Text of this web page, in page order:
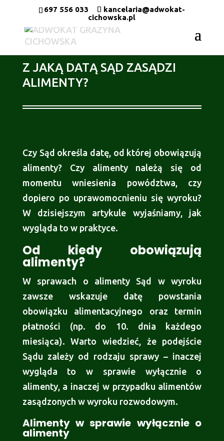
697 556 033
kancelaria@adwokat-
cichowska.pl
Z JAKĄ DATĄ SĄD ZASĄDZI
ALIMENTY?
Czy Sąd określa datę, od której obowiązują
alimenty? Czy alimenty należą się od
momentu wniesienia powództwa, czy
dopiero po uprawomocnieniu się wyroku?
W dzisiejszym artykule wyjaśniamy, jak
wygląda to w praktyce.
Od kiedy obowiązują
alimenty?
W sprawach o alimenty Sąd w wyroku
zawsze wskazuje datę powstania
obowiązku alimentacyjnego oraz termin
płatności (np. do 10. dnia każdego
miesiąca). Warto wiedzieć, że podejście
Sądu zależy od rodzaju sprawy – inaczej
wygląda to w sprawie wyłącznie o
alimenty, a inaczej w przypadku alimentów
zasądzonych w wyroku rozwodowym.
Alimenty w sprawie wyłącznie o
alimenty